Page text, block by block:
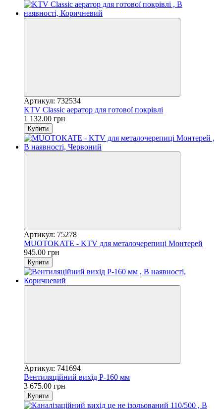
Артикул: 732534
KTV Classic аератор для готової покрівлі
1 132.00 грн
Купити
Артикул: 75278
MUOTOKATE - KTV для металочерепиці Монтерей
945.00 грн
Купити
Артикул: 741694
Вентиляційний вихід Р-160 мм
3 675.00 грн
Купити